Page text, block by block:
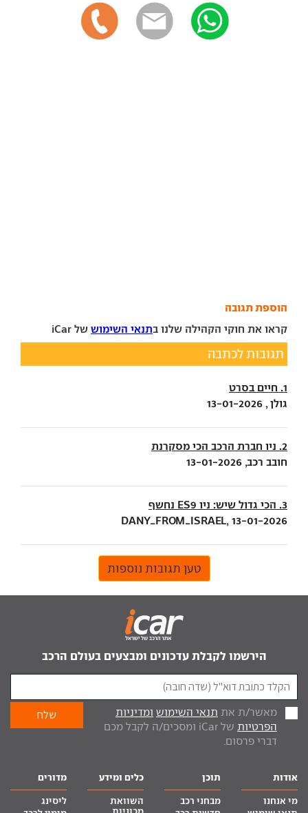
הוספת תגובה
קראו את חוקי הקהילה שלנו בתנאי השימוש של iCar
תגובות לכתבה
1. חיים בסרט
גולן , 13-01-2026
2. ניו חברת הרכב הכי מסקרנת
חובב רכב, 13-01-2026
3. הכי גדול שיש: ניו ES9 נחשף
DANY_FROM_ISRAEL, 13-01-2026
טען תגובות נוספות
הירשמו לקבלת עדכונים ומבצעים בעולם הרכב
מאשר/ת את תנאי השימוש ומדיניות
הפרטיות
של iCar ומסכים/ה לקבל מכם
דברי פרסום.
אודות
מי אנחנו
תוכן
מבחני רכב
כלים ומידע
השוואת
מדורים
ליסינג